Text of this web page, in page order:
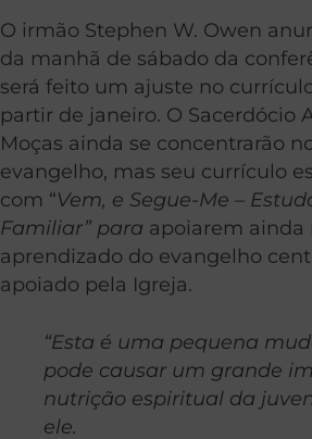
O irmão Stephen W. Owen
da manhã de sábado da
será feito um ajuste no
partir de janeiro. O Sacerdócio
Moças ainda se concentrarão
evangelho, mas seu currículo
com “Vem, e Segue-Me –
Familiar” para apoiarem ainda
aprendizado do evangelho
apoiado pela Igreja.
“Esta é uma pequena
pode causar um grande
nutrição espiritual da
ele.